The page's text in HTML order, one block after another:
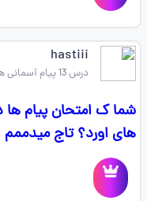
hastiii
درس 13 پیام آسمانی هفتم
شما ک امتحان پیام
های اورد؟ تاج میدممم